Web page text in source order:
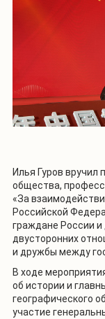
Илья Гуров вручил
общества,
«За
Российской
граждане России и
двусторонних
и дружбы между
В ходе
об истории и
географического
участие